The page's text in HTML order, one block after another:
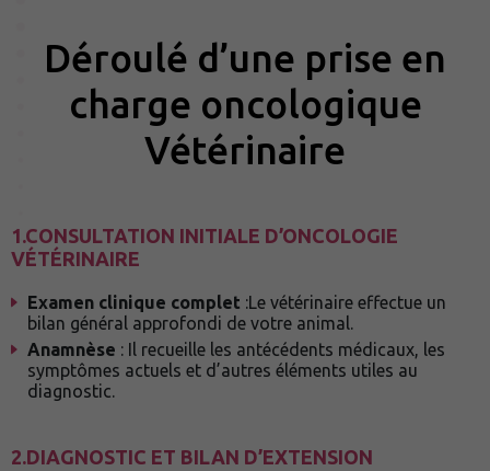
Déroulé d’une prise en
charge oncologique
Vétérinaire
1.CONSULTATION INITIALE D’ONCOLOGIE
VÉTÉRINAIRE
Examen clinique complet :Le vétérinaire effectue un
bilan général approfondi de votre animal.
Anamnèse : Il recueille les antécédents médicaux, les
symptômes actuels et d’autres éléments utiles au
diagnostic.
2.DIAGNOSTIC ET BILAN D’EXTENSION